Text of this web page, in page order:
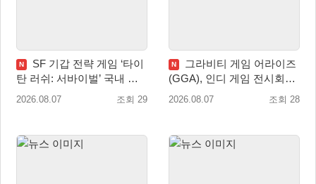
N
SF 기갑 전략 게임 ‘타이
탄 러쉬: 서바이벌’ 국내 정
식 출시
2026.08.07 조회 29
N
그라비티 게임 어라이즈
(GGA), 인디 게임 전시회
‘도쿄 게임 던전 13’ 참가!
2026.08.07 조회 28